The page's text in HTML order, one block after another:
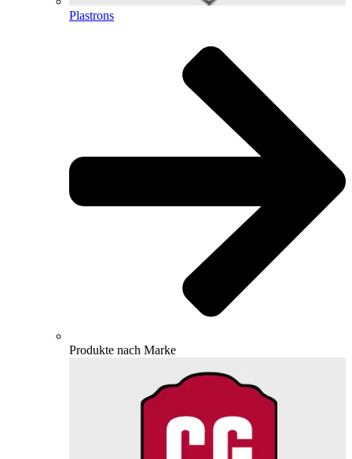
Plastrons
Produkte nach Marke